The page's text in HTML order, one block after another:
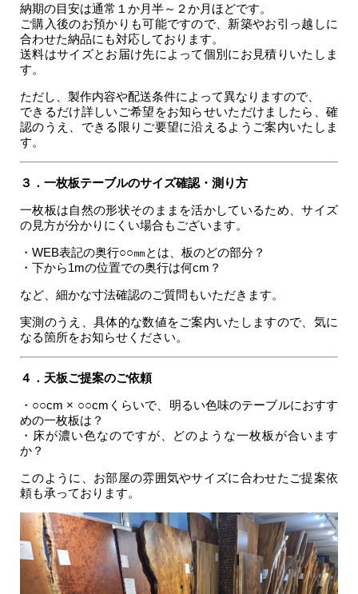
納期の目安は通常１か月半～２か月ほどです。
ご購入後のお預かりも可能ですので、新築やお引っ越しに
合わせた納品にも対応しております。
送料はサイズとお届け先によって個別にお見積りいたしま
す。
ただし、製作内容や配送条件によって異なりますので、
できるだけ詳しいご希望をお知らせいただけましたら、確
認のうえ、できる限りご要望に沿えるようご案内いたしま
す。
３．一枚板テーブルのサイズ確認・測り方
一枚板は自然の形状そのままを活かしているため、サイズ
の見方が分かりにくい場合もございます。
・WEB表記の奥行○○㎜とは、板のどの部分？
・下から1mの位置での奥行は何cm？
など、細かな寸法確認のご質問もいただきます。
実測のうえ、具体的な数値をご案内いたしますので、気に
なる箇所をお知らせください。
４．天板ご提案のご依頼
・○○cm × ○○cmくらいで、明るい色味のテーブルにおすす
めの一枚板は？
・床が濃い色なのですが、どのような一枚板が合います
か？
このように、お部屋の雰囲気やサイズに合わせたご提案依
頼も承っております。